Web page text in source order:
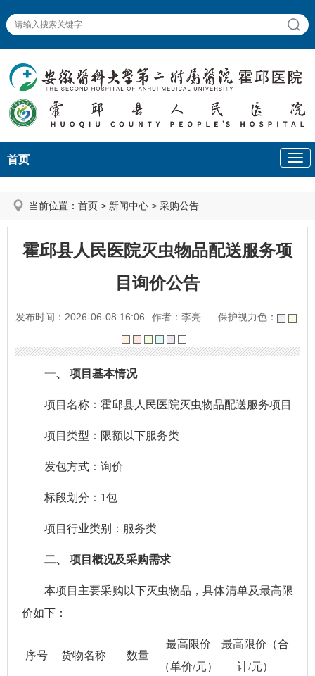
首页
当前位置： 首页 > 新闻中心 > 采购公告
霍邱县人民医院灭虫物品配送服务项
目询价公告
发布时间：2026-06-08 16:06 作者：李亮 保护视力色：
一、 项目基本情况
项目名称：霍邱县人民医院灭虫物品配送服务项目
项目类型：限额以下服务类
发包方式：询价
标段划分： 1包
项目行业类别：服务类
二、 项目概况及采购需求
本项目主要采购以下灭虫物品，具体清单及最高限
价如下：
序号 货物名称 数量
最高限价
（单价/元）
最高限价（合
计/元）